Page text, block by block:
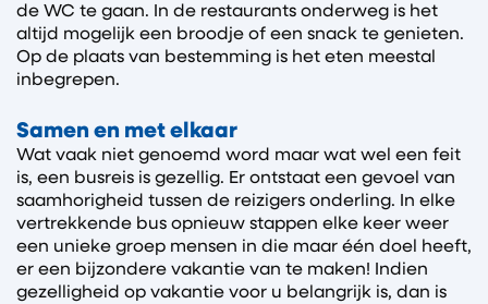
de WC te gaan. In de restaurants onderweg is het
altijd mogelijk een broodje of een snack te genieten.
Op de plaats van bestemming is het eten meestal
inbegrepen.
Samen en met elkaar
Wat vaak niet genoemd word maar wat wel een feit
is, een busreis is gezellig. Er ontstaat een gevoel van
saamhorigheid tussen de reizigers onderling. In elke
vertrekkende bus opnieuw stappen elke keer weer
een unieke groep mensen in die maar één doel heeft,
er een bijzondere vakantie van te maken! Indien
gezelligheid op vakantie voor u belangrijk is, dan is